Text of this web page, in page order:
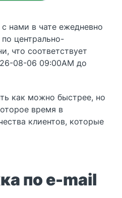
нами в чате ежедневно
центрально-
что соответствует
08-06 09:00AM до
как можно быстрее, но
время в
клиентов, которые
по e-mail